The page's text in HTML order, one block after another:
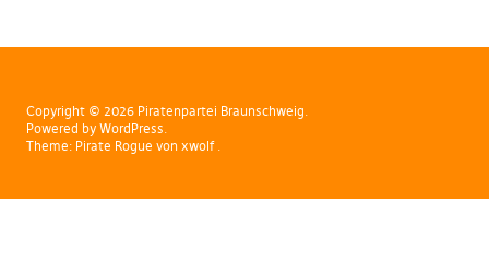
Copyright © 2026 Piratenpartei Braunschweig
Powered by WordPress
Theme: Pirate Rogue von xwolf